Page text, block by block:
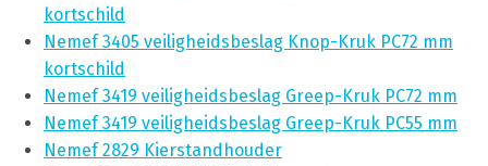
kortschild
Nemef 3405 veiligheidsbeslag Knop-Kruk PC72 mm
kortschild
Nemef 3419 veiligheidsbeslag Greep-Kruk PC72 mm
Nemef 3419 veiligheidsbeslag Greep-Kruk PC55 mm
Nemef 2829 Kierstandhouder